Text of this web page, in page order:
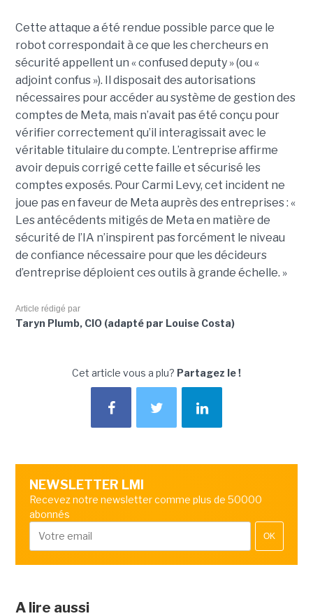
Cette attaque a été rendue possible parce que le
robot correspondait à ce que les chercheurs en
sécurité appellent un « confused deputy » (ou «
adjoint confus »). Il disposait des autorisations
nécessaires pour accéder au système de gestion des
comptes de Meta, mais n’avait pas été conçu pour
vérifier correctement qu’il interagissait avec le
véritable titulaire du compte. L’entreprise affirme
avoir depuis corrigé cette faille et sécurisé les
comptes exposés. Pour Carmi Levy, cet incident ne
joue pas en faveur de Meta auprès des entreprises : «
Les antécédents mitigés de Meta en matière de
sécurité de l’IA n’inspirent pas forcément le niveau
de confiance nécessaire pour que les décideurs
d’entreprise déploient ces outils à grande échelle. »
Article rédigé par
Taryn Plumb, CIO (adapté par Louise Costa)
Cet article vous a plu? Partagez le !
NEWSLETTER LMI
Recevez notre newsletter comme plus de 50000
abonnés
OK
A lire aussi